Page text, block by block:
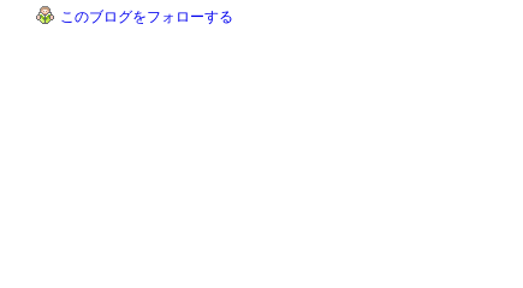
このブログをフォローする